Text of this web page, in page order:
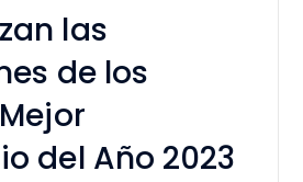
las
de los
del Año 2023